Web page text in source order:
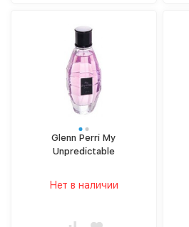
Glenn Perri My
Unpredictable
Нет в наличии